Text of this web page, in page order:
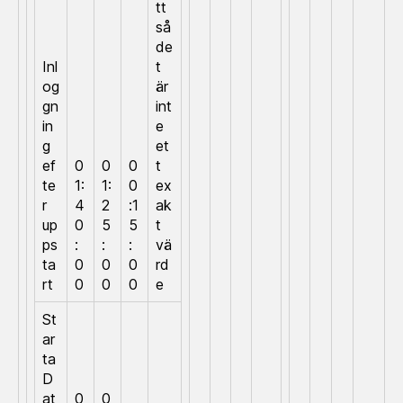
Inl
og
gn
in
g
ef
te
r
up
ps
ta
rt
0
1:
4
0
:
0
0
0
1:
2
5
:
0
0
0
0
:1
5
:
0
0
tt
så
de
t
är
int
e
et
t
ex
ak
t
vä
rd
e
St
ar
ta
D
at
0 0